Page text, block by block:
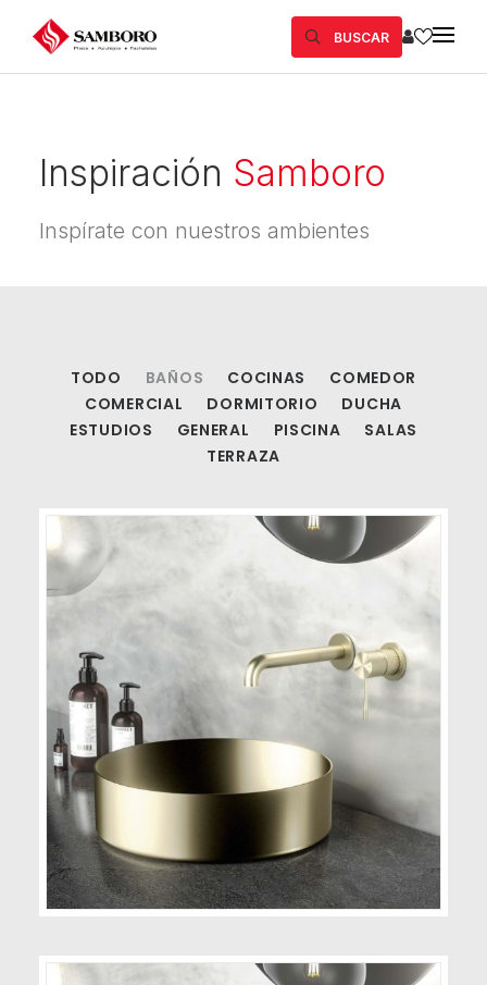
BUSCAR
Inspiración Samboro
Inspírate con nuestros ambientes
TODO BAÑOS COCINAS
COMEDOR
COMERCIAL
DORMITORIO
DUCHA
ESTUDIOS
GENERAL PISCINA
SALAS
TERRAZA